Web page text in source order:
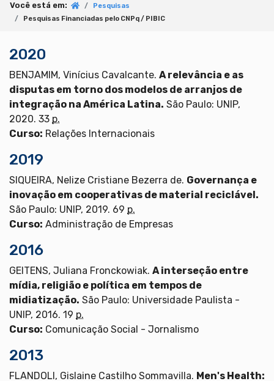
Você está em:
Pesquisas
Pesquisas Financiadas pelo CNPq / PIBIC
2020
BENJAMIM, Vinícius Cavalcante. A relevância e as
disputas em torno dos modelos de arranjos de
integração na América Latina. São Paulo: UNIP,
2020. 33 p.
Curso: Relações Internacionais
2019
SIQUEIRA, Nelize Cristiane Bezerra de. Governança e
inovação em cooperativas de material reciclável.
São Paulo: UNIP, 2019. 69 p.
Curso: Administração de Empresas
2016
GEITENS, Juliana Fronckowiak. A interseção entre
mídia, religião e política em tempos de
midiatização. São Paulo: Universidade Paulista -
UNIP, 2016. 19 p.
Curso: Comunicação Social - Jornalismo
2013
FLANDOLI, Gislaine Castilho Sommavilla. Men's Health: